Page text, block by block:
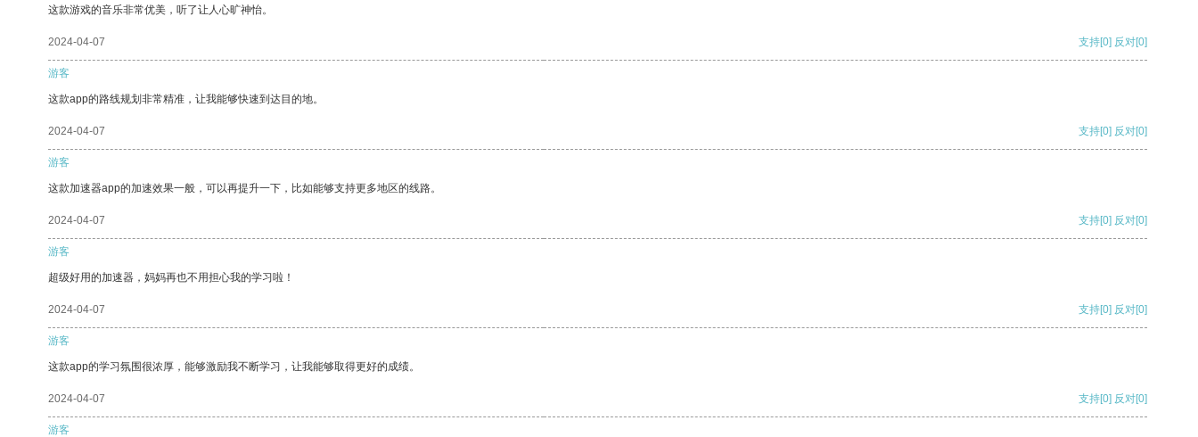
这款游戏的音乐非常优美，听了让人心旷神怡。
2024-04-07 支持[0] 反对[0]
游客
这款app的路线规划非常精准，让我能够快速到达目的地。
2024-04-07 支持[0] 反对[0]
游客
这款加速器app的加速效果一般，可以再提升一下，比如能够支持更多地区的线路。
2024-04-07 支持[0] 反对[0]
游客
超级好用的加速器，妈妈再也不用担心我的学习啦！
2024-04-07 支持[0] 反对[0]
游客
这款app的学习氛围很浓厚，能够激励我不断学习，让我能够取得更好的成绩。
2024-04-07 支持[0] 反对[0]
游客